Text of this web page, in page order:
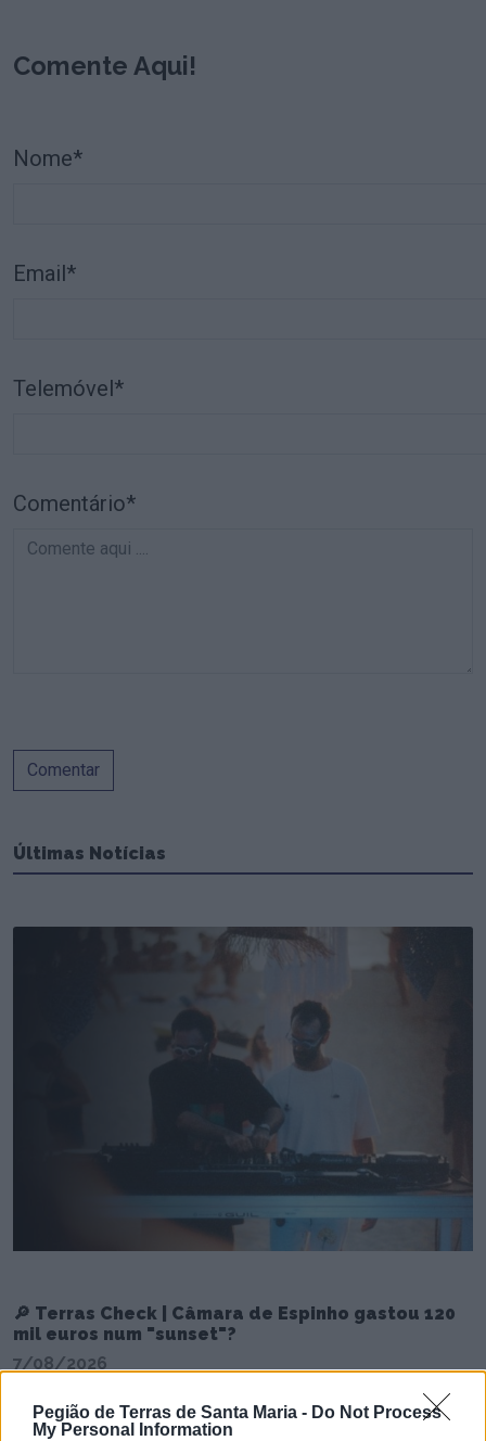
Pegião de Terras de Santa Maria - Do Not Process
My Personal Information
Comente Aqui!
Nome*
Email*
Telemóvel*
Comentário*
Comentar
Últimas Notícias
🔎 Terras Check | Câmara de Espinho gastou 120
mil euros num "sunset"?
7/08/2026